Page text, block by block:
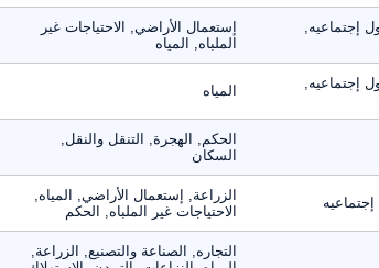
إجتماعيه,
إستعمال الأراضي, الاحتياجات غير
الملباه, المياه
إجتماعيه,
المياه
الحكم, الهجرة, التنقل والنقل,
السكان
الزراعة, إستعمال الأراضي, المياه,
الاحتياجات غير الملباه, الحكم
التجاره, الصناعة والتصنيع, الزراعة,